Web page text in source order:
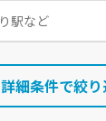
詳細条件で絞